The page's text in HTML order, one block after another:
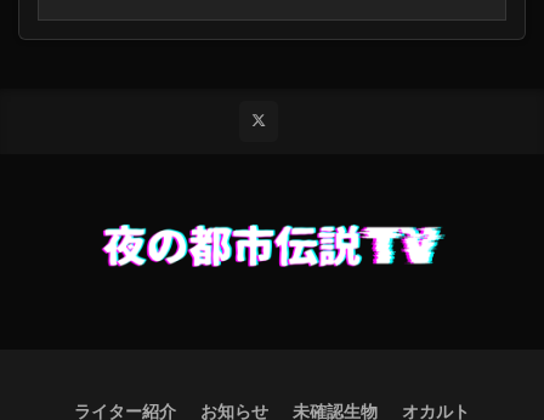
ライター紹介 お知らせ 未確認生物 オカルト